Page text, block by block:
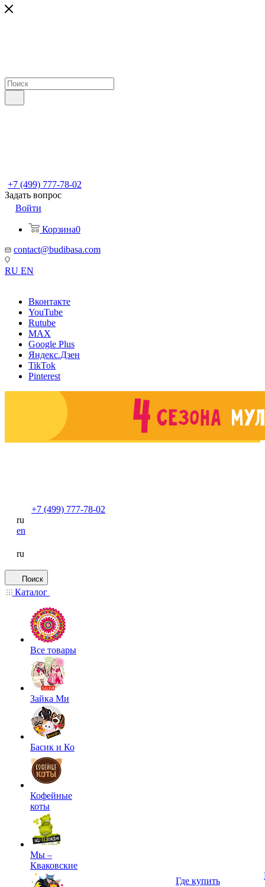
+7 (499) 777-78-02
Задать вопрос
Войти
Корзина0
contact@budibasa.com
RU EN
Вконтакте
YouTube
Rutube
MAX
Google Plus
Яндекс.Дзен
TikTok
Pinterest
+7 (499) 777-78-02
ru
en
ru
Поиск
Каталог
Все товары
Зайка Ми
Басик и Ко
Кофейные
коты
Мы –
Кваковские
Где купить